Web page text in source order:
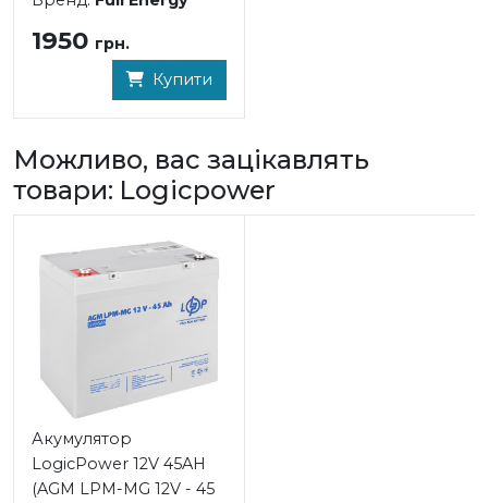
1950 грн.
Купити
Можливо, вас зацікавлять
товари: Logicpower
Акумулятор
LogicPower 12V 45AH
(AGM LPM-MG 12V - 45